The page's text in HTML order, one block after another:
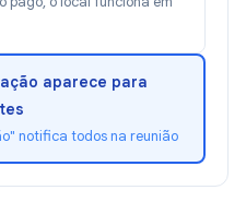
aparece para
notifica todos na reunião